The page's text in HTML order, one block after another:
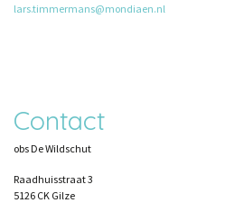
lars.timmermans@mondiaen.nl
Contact
obs De Wildschut
Raadhuisstraat 3
5126 CK Gilze